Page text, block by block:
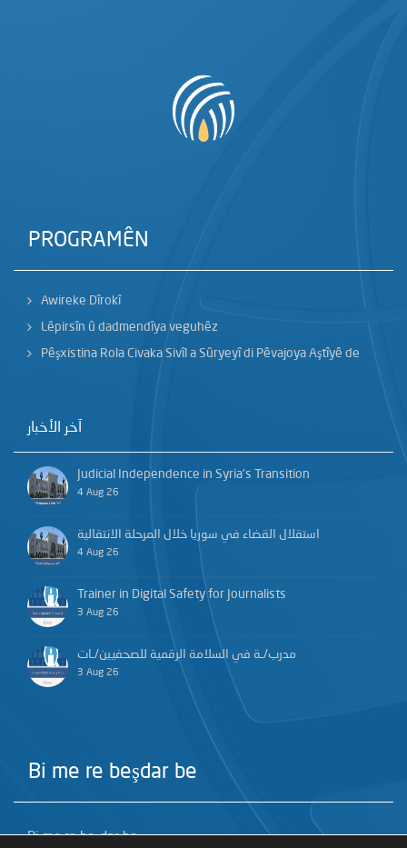
PROGRAMÊN
Awireke Dîrokî
Lêpirsîn û dadmendîya veguhêz
Pêşxistina Rola Civaka Sivîl a Sûryeyî di Pêvajoya Aştîyê de
آخر الأخبار
Judicial Independence in Syria’s Transition
4 Aug 26
استقلال القضاء في سوريا خلال المرحلة الانتقالية
4 Aug 26
Trainer in Digital Safety for Journalists
3 Aug 26
مدرب/ـة في السلامة الرقمية للصحفيين/ـات
3 Aug 26
Bi me re beşdar be
Bi me re beşdar be